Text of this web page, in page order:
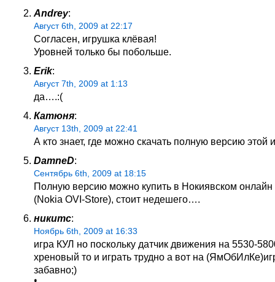
Andrey:
Август 6th, 2009 at 22:17
Согласен, игрушка клёвая!
Уровней только бы побольше.
Erik:
Август 7th, 2009 at 1:13
да….:(
Катюня:
Август 13th, 2009 at 22:41
А кто знает, где можно скачать полную версию этой
DamneD:
Сентябрь 6th, 2009 at 18:15
Полную версию можно купить в Нокиявском онлайн
(Nokia OVI-Store), стоит недешего….
никитс:
Ноябрь 6th, 2009 at 16:33
игра КУЛ но поскольку датчик движения на 5530-
хреновый то и играть трудно а вот на
забавно;)